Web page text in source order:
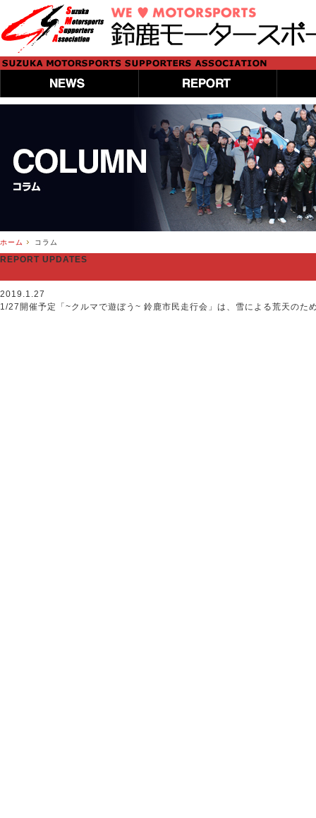
ホーム コラム
REPORT UPDATES
2019.1.27
1/27開催予定「~クルマで遊ぼう~ 鈴鹿市民走行会」は、雪による荒天のた